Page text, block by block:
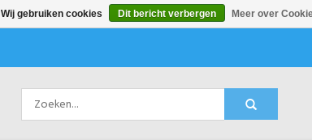
Wij gebruiken cookies Dit bericht verbergen Meer over